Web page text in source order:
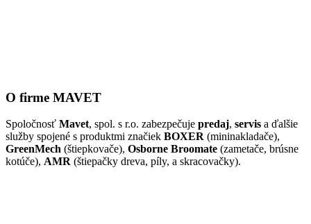
O firme MAVET
Spoločnosť Mavet, spol. s r.o. zabezpečuje predaj, servis a ďalšie
služby spojené s produktmi značiek BOXER (mininakladače),
GreenMech (štiepkovače), Osborne Broomate (zametače, brúsne
kotúče), AMR (štiepačky dreva, píly, a skracovačky).